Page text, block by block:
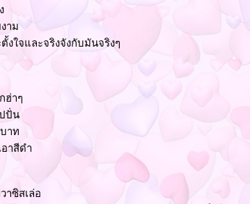
าม
ใจและจริงจังกับมันจริงๆ
ฮ่าๆ
ปั่น
าท
าสีดำ
ซิสเล่อ